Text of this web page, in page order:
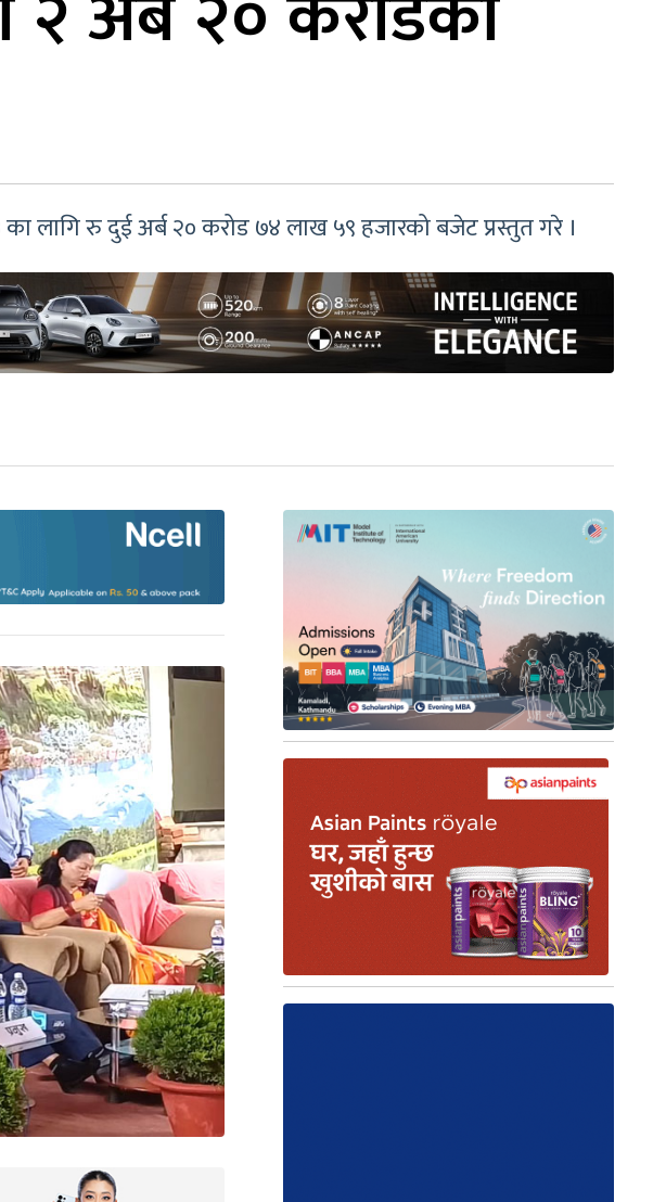
लागि रु दुई अर्ब २० करोड ७४ लाख ५९ हजारको बजेट प्रस्तुत गरे ।